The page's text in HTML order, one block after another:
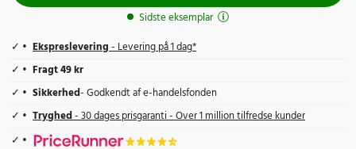
Sidste eksemplar
Ekspreslevering- Levering på 1 dag*
Fragt 49 kr
Sikkerhed- Godkendt af e-handelsfonden
Tryghed- 30 dages prisgaranti - Over 1 million tilfredse kunder